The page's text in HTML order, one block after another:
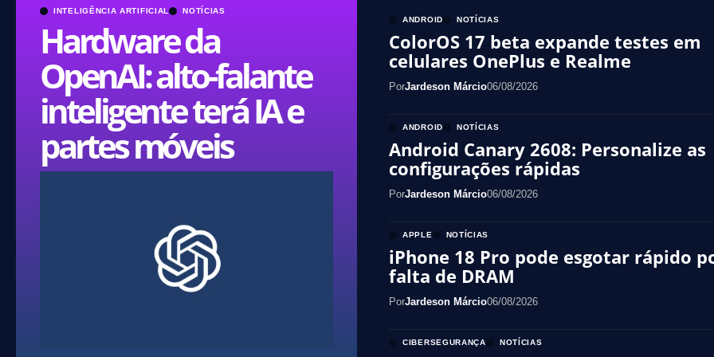
INTELIGÊNCIA ARTIFICIAL NOTÍCIAS
Hardware da
OpenAI: alto-falante
inteligente terá IA e
partes móveis
ANDROID NOTÍCIAS
ColorOS 17 beta expande testes em
celulares OnePlus e Realme
PorJardeson Márcio06/08/2026
ANDROID NOTÍCIAS
Android Canary 2608: Personalize as
configurações rápidas
PorJardeson Márcio06/08/2026
APPLE NOTÍCIAS
iPhone 18 Pro pode esgotar rápido
falta de DRAM
PorJardeson Márcio06/08/2026
CIBERSEGURANÇA NOTÍCIAS